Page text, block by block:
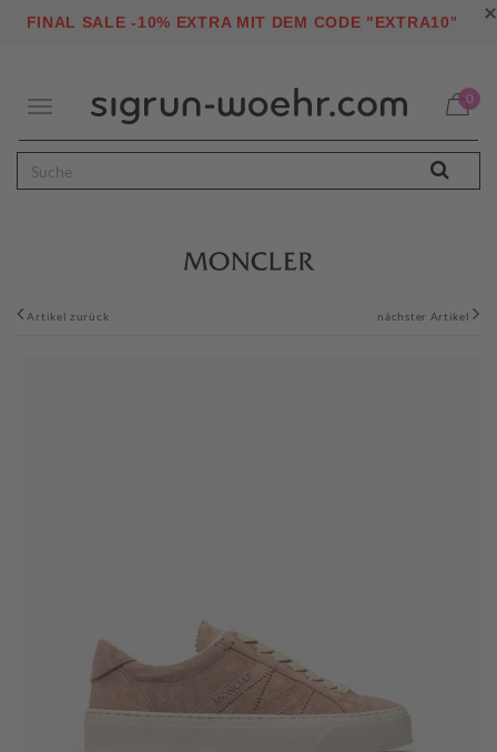
×
FINAL SALE -10% EXTRA MIT DEM CODE "EXTRA10"
Toggle
0
Artikel zurück nächster Artikel